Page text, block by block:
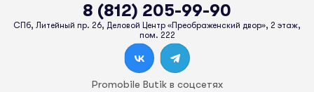
8 (812) 205-99-90
СПб, Литейный пр. 26, Деловой Центр «Преображенский двор», 2 этаж,
пом. 222
Promobile Butik в соцсетях